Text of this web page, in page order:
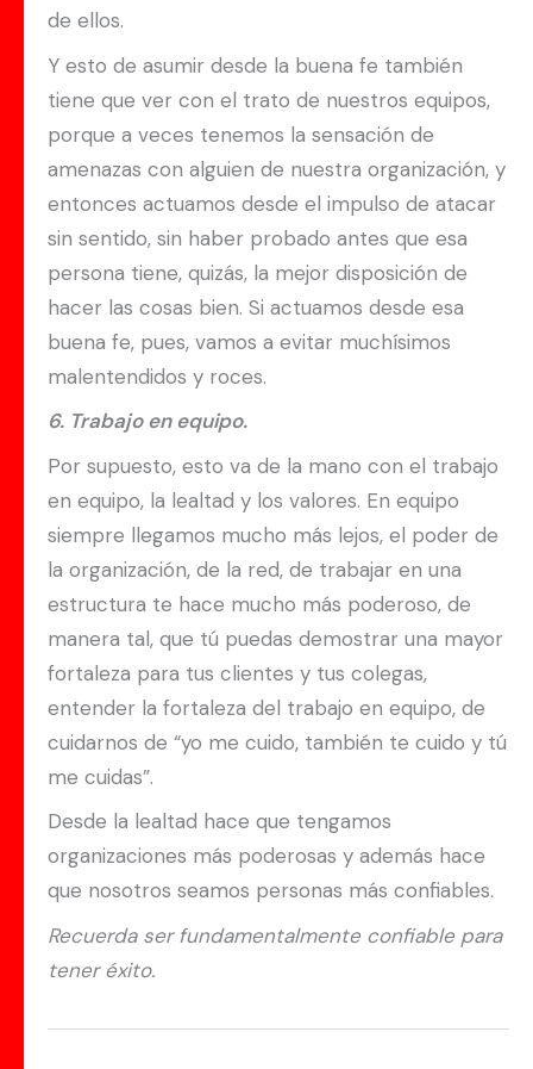
de ellos.
Y esto de asumir desde la buena fe también
tiene que ver con el trato de nuestros equipos,
porque a veces tenemos la sensación de
amenazas con alguien de nuestra organización, y
entonces actuamos desde el impulso de atacar
sin sentido, sin haber probado antes que esa
persona tiene, quizás, la mejor disposición de
hacer las cosas bien. Si actuamos desde esa
buena fe, pues, vamos a evitar muchísimos
malentendidos y roces.
6. Trabajo en equipo.
Por supuesto, esto va de la mano con el trabajo
en equipo, la lealtad y los valores. En equipo
siempre llegamos mucho más lejos, el poder de
la organización, de la red, de trabajar en una
estructura te hace mucho más poderoso, de
manera tal, que tú puedas demostrar una mayor
fortaleza para tus clientes y tus colegas,
entender la fortaleza del trabajo en equipo, de
cuidarnos de “yo me cuido, también te cuido y tú
me cuidas”.
Desde la lealtad hace que tengamos
organizaciones más poderosas y además hace
que nosotros seamos personas más confiables.
Recuerda ser fundamentalmente confiable para
tener éxito.